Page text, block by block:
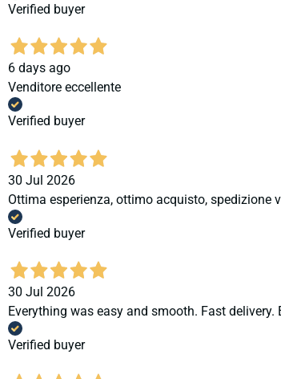
Verified buyer
6 days ago
Venditore eccellente
Verified buyer
30 Jul 2026
Ottima esperienza, ottimo acquisto, spedizione
Verified buyer
30 Jul 2026
Everything was easy and smooth. Fast
Verified buyer